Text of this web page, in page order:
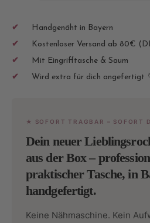
Handgenäht in Bayern
Kostenloser Versand ab 80€
Mit Eingrifftasche & Saum
Wird extra für dich angefertigt
★ SOFORT TRAGBAR – SOFORT
Dein neuer
aus der Box –
praktischer Tasche, in
handgefertigt.
Keine Nähmaschine. Kein